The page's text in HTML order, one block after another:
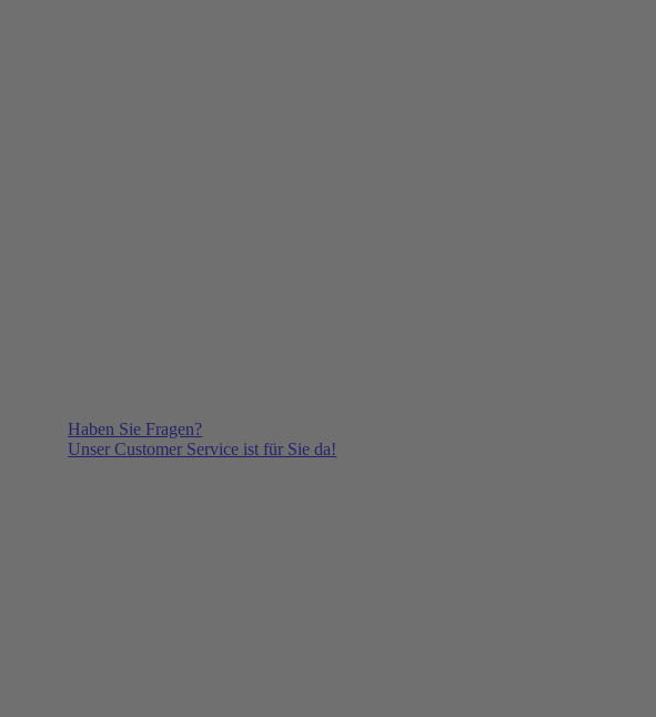
Haben Sie Fragen?
Unser Customer Service ist für Sie da!